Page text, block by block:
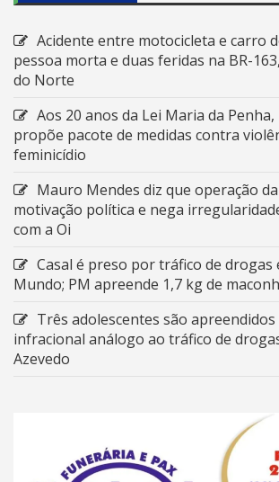
Acidente entre motocicleta e carro
pessoa morta e duas feridas na BR-
do Norte
Aos 20 anos da Lei Maria da
propõe pacote de medidas contra
feminicídio
Mauro Mendes diz que operação
motivação política e nega
com a Oi
Casal é preso por tráfico de drogas
Mundo; PM apreende 1,7 kg de
Três adolescentes são
infracional análogo ao tráfico de
Azevedo